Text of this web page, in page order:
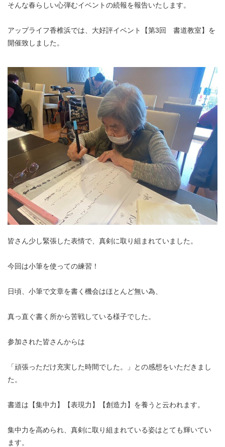
そんな春らしい心弾むイベントの続報を報告いたします。
アップライフ香椎浜では、大好評イベント【第3回 書道教室】を
開催致しました。
皆さん少し緊張した表情で、真剣に取り組まれていました。
今回は小筆を使っての練習！
日頃、小筆で文章を書く機会はほとんど無い為、
真っ直ぐ書く所から苦戦している様子でした。
参加された皆さんからは
「頑張っただけ充実した時間でした。」との感想をいただきまし
た。
書道は【集中力】【表現力】【創造力】を養うと云われます。
集中力を高められ、真剣に取り組まれている姿はとても輝いてい
ます。